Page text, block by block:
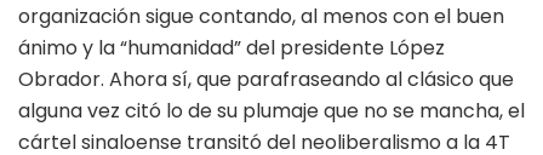
organización sigue contando, al menos con el buen
ánimo y la “humanidad” del presidente López
Obrador. Ahora sí, que parafraseando al clásico que
alguna vez citó lo de su plumaje que no se mancha, el
cártel sinaloense transitó del neoliberalismo a la 4T